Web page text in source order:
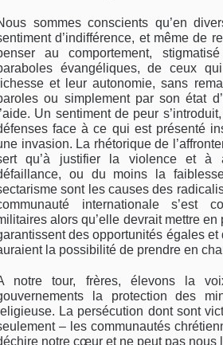
sommes conscients qu’en
d’indifférence, et même de
au comportement,
évangéliques, de ceux
et leur autonomie, sans
ou simplement par son état
Un sentiment de peur
face à ce qui est présenté
invasion. La rhétorique de
qu’à justifier la violence et à
ou du moins la
sont les causes des
internationale s’est
alors qu’elle devrait mettre
des opportunités égales
la possibilité de prendre en
notre tour, frères, élevons la
la protection des
La persécution dont sont
– les communautés
notre cœur et ne peut pas nous